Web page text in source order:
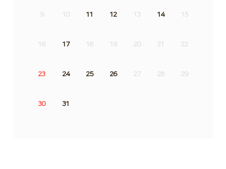
9 10 11 12 13 14 15
16 17 18 19 20 21 22
23 24 25 26 27 28 29
30 31